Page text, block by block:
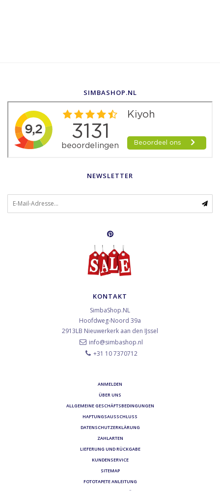
SIMBASHOP.NL
NEWSLETTER
KONTAKT
SimbaShop.NL
Hoofdweg-Noord 39a
2913LB Nieuwerkerk aan den IJssel
info@simbashop.nl
+31 10 7370712
ANMELDEN
ÜBER UNS
ALLGEMEINE GESCHÄFTSBEDINGUNGEN
HAFTUNGSAUSSCHLUSS
DATENSCHUTZERKLÄRUNG
ZAHLARTEN
LIEFERUNG UND RÜCKGABE
KUNDENSERVICE
SITEMAP
FOTOTAPETE ANLEITUNG